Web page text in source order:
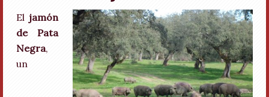
Eljamón
de Pata
Negra,
un